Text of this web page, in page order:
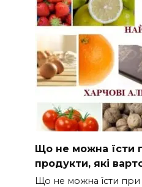
Що не можна їсти
продукти, які
Що не можна їсти при